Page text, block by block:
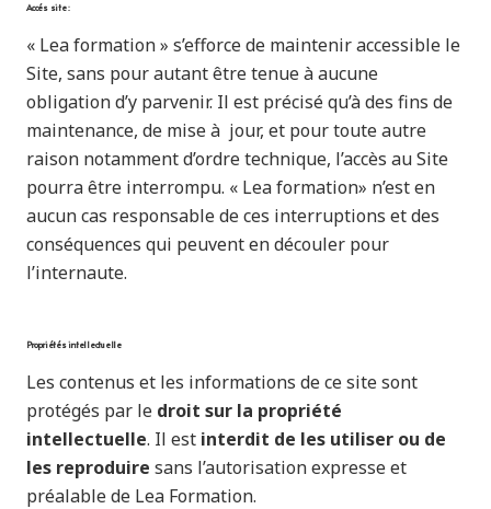
Accés site :
« Lea formation » s’efforce de maintenir accessible le
Site, sans pour autant être tenue à aucune
obligation d’y parvenir. Il est précisé qu’à des fins de
maintenance, de mise à jour, et pour toute autre
raison notamment d’ordre technique, l’accès au Site
pourra être interrompu. « Lea formation» n’est en
aucun cas responsable de ces interruptions et des
conséquences qui peuvent en découler pour
l’internaute.
Propriétés intellectuelle
Les contenus et les informations de ce site sont
protégés par le droit sur la propriété
intellectuelle. Il est interdit de les utiliser ou de
les reproduire sans l’autorisation expresse et
préalable de Lea Formation.